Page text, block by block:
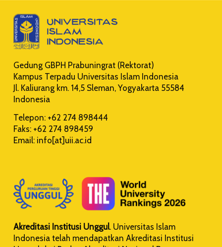
Gedung GBPH Prabuningrat (Rektorat)
Kampus Terpadu Universitas Islam Indonesia
Jl. Kaliurang km. 14,5 Sleman, Yogyakarta 55584
Indonesia
Telepon: +62 274 898444
Faks: +62 274 898459
Email: info[at]uii.ac.id
Akreditasi Institusi Unggul. Universitas Islam
Indonesia telah mendapatkan Akreditasi Institusi